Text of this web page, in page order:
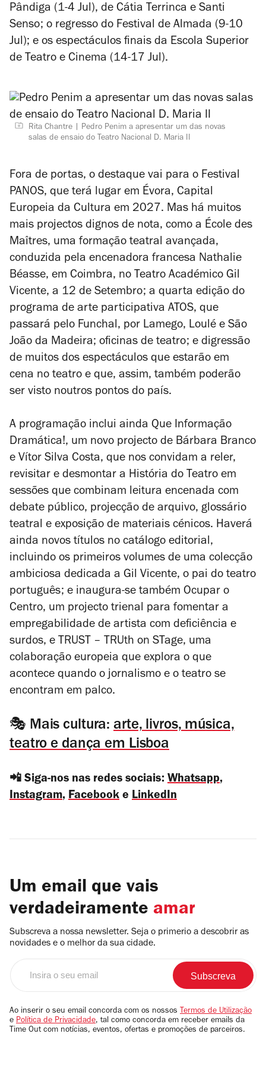
Pândiga (1-4 Jul), de Cátia Terrinca e Santi
Senso; o regresso do Festival de Almada (9-10
Jul); e os espectáculos finais da Escola Superior
de Teatro e Cinema (14-17 Jul).
Rita Chantre
Pedro Penim a apresentar um das novas
salas de ensaio do Teatro Nacional D. Maria II
Fora de portas, o destaque vai para o Festival
PANOS, que terá lugar em Évora, Capital
Europeia da Cultura em 2027. Mas há muitos
mais projectos dignos de nota, como a École des
Maîtres, uma formação teatral avançada,
conduzida pela encenadora francesa Nathalie
Béasse, em Coimbra, no Teatro Académico Gil
Vicente, a 12 de Setembro; a quarta edição do
programa de arte participativa ATOS, que
passará pelo Funchal, por Lamego, Loulé e São
João da Madeira; oficinas de teatro; e digressão
de muitos dos espectáculos que estarão em
cena no teatro e que, assim, também poderão
ser visto noutros pontos do país.
A programação inclui ainda Que Informação
Dramática!, um novo projecto de Bárbara Branco
e Vítor Silva Costa, que nos convidam a reler,
revisitar e desmontar a História do Teatro em
sessões que combinam leitura encenada com
debate público, projecção de arquivo, glossário
teatral e exposição de materiais cénicos. Haverá
ainda novos títulos no catálogo editorial,
incluindo os primeiros volumes de uma colecção
ambiciosa dedicada a Gil Vicente, o pai do teatro
português; e inaugura-se também Ocupar o
Centro, um projecto trienal para fomentar a
empregabilidade de artista com deficiência e
surdos, e TRUST – TRUth on STage, uma
colaboração europeia que explora o que
acontece quando o jornalismo e o teatro se
encontram em palco.
🎭 Mais cultura: arte, livros, música,
teatro e dança em Lisboa
📲 Siga-nos nas redes sociais: Whatsapp,
Instagram, Facebook e LinkedIn
Um email que vais
verdadeiramente amar
Subscreva a nossa newsletter. Seja o primerio a descobrir as
novidades e o melhor da sua cidade.
email
Ao inserir o seu email concorda com os nossos Termos de Utilização
e Política de Privacidade, tal como concorda em receber emails da
Time Out com notícias, eventos, ofertas e promoções de parceiros.